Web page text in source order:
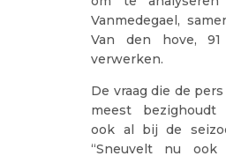
Vanmedegael,
Van den hove,
verwerken.
De vraag die de
meest bezighoudt
ook al bij de
“Sneuvelt nu ook